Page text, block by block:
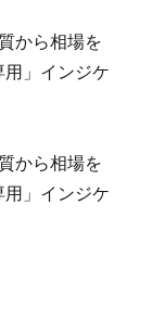
から相場を
」インジケ
から相場を
」インジケ